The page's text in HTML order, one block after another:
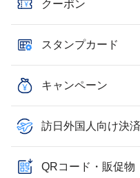
クーポン
スタンプカード
キャンペーン
訪日外国人向け決
QRコード・販促物